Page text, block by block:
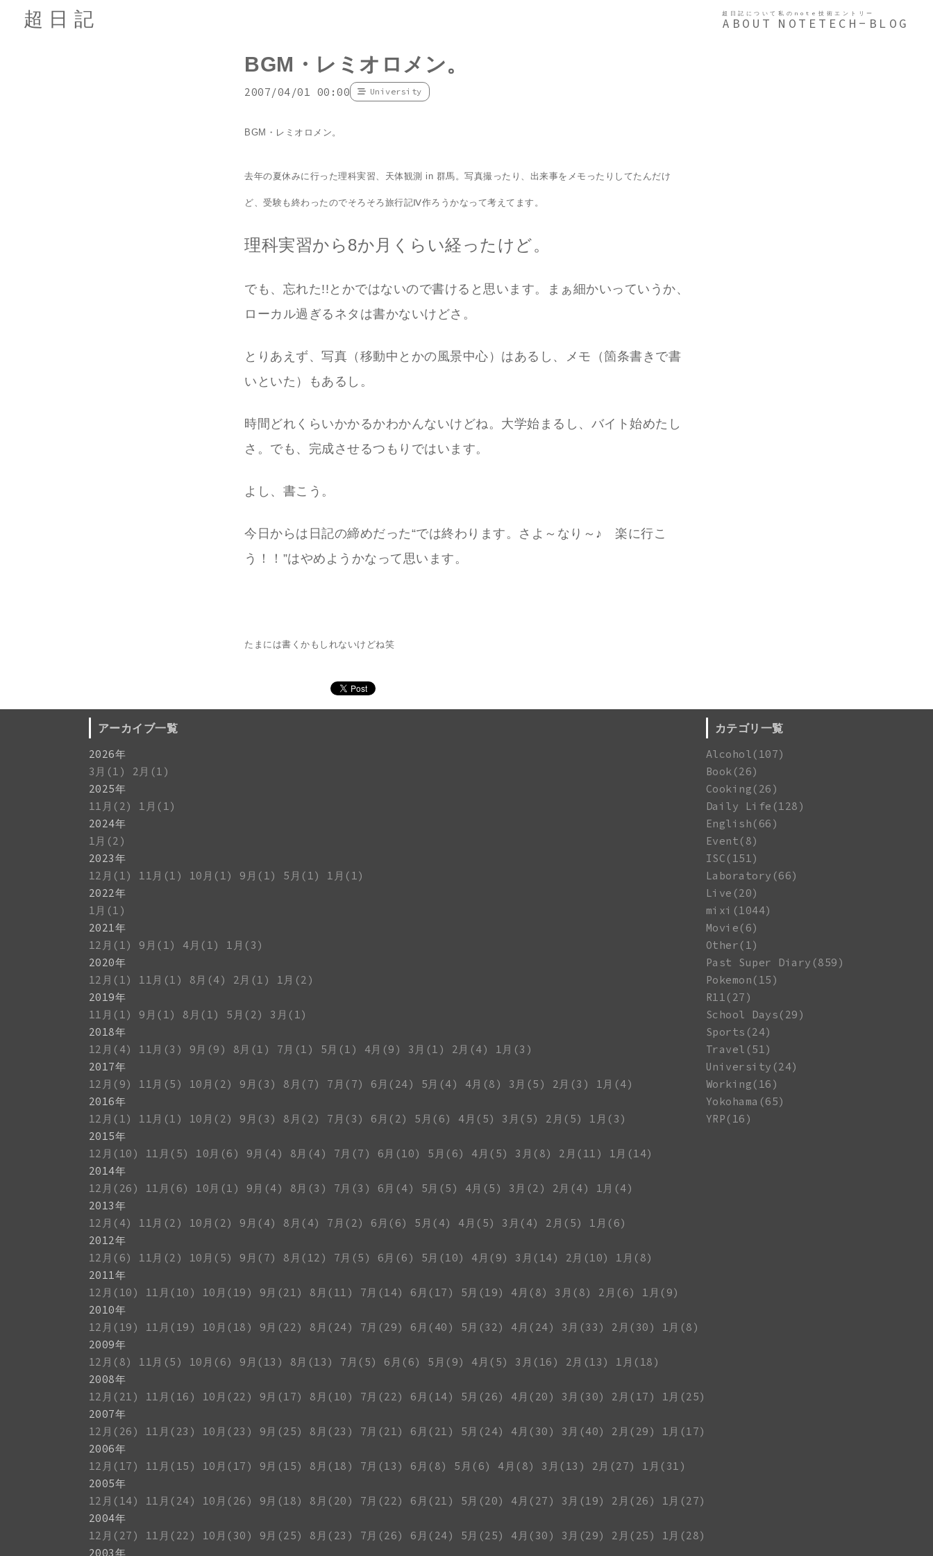
超日記 超日記について
ABOUT
私のnote
NOTE
技術エントリー
TECH-BLOG
BGM・レミオロメン。
2007/04/01 00:00 University
BGM・レミオロメン。
去年の夏休みに行った理科実習、天体観測 in 群馬。写真撮ったり、出来事をメモったりしてたんだけ
ど、受験も終わったのでそろそろ旅行記Ⅳ作ろうかなって考えてます。
理科実習から8か月くらい経ったけど。
でも、忘れた!!とかではないので書けると思います。まぁ細かいっていうか、
ローカル過ぎるネタは書かないけどさ。
とりあえず、写真（移動中とかの風景中心）はあるし、メモ（箇条書きで書
いといた）もあるし。
時間どれくらいかかるかわかんないけどね。大学始まるし、バイト始めたし
さ。でも、完成させるつもりではいます。
よし、書こう。
今日からは日記の締めだった“では終わります。さよ～なり～♪ 楽に行こ
う！！”はやめようかなって思います。
たまには書くかもしれないけどね笑
アーカイブ一覧
2026年
3月(1)
2月(1)
2025年
11月(2)
1月(1)
2024年
1月(2)
2023年
12月(1)
11月(1) 10月(1) 9月(1) 5月(1)
1月(1)
2022年
1月(1)
2021年
12月(1)
9月(1) 4月(1)
1月(3)
2020年
12月(1)
11月(1) 8月(4) 2月(1)
1月(2)
2019年
11月(1)
9月(1) 8月(1) 5月(2)
3月(1)
2018年
12月(4)
11月(3) 9月(9) 8月(1) 7月(1) 5月(1) 4月(9) 3月(1) 2月(4)
1月(3)
2017年
12月(9)
11月(5) 10月(2) 9月(3) 8月(7) 7月(7) 6月(24) 5月(4) 4月(8) 3月(5) 2月(3)
1月(4)
2016年
12月(1)
11月(1) 10月(2) 9月(3) 8月(2) 7月(3) 6月(2) 5月(6) 4月(5) 3月(5) 2月(5)
1月(3)
2015年
12月(10)
11月(5) 10月(6) 9月(4) 8月(4) 7月(7) 6月(10) 5月(6) 4月(5) 3月(8) 2月(11)
1月(14)
2014年
12月(26)
11月(6) 10月(1) 9月(4) 8月(3) 7月(3) 6月(4) 5月(5) 4月(5) 3月(2) 2月(4)
1月(4)
2013年
12月(4)
11月(2) 10月(2) 9月(4) 8月(4) 7月(2) 6月(6) 5月(4) 4月(5) 3月(4) 2月(5)
1月(6)
2012年
12月(6)
11月(2) 10月(5) 9月(7) 8月(12) 7月(5) 6月(6) 5月(10) 4月(9) 3月(14) 2月(10)
1月(8)
2011年
12月(10)
11月(10) 10月(19) 9月(21) 8月(11) 7月(14) 6月(17) 5月(19) 4月(8) 3月(8) 2月(6)
1月(9)
2010年
12月(19)
11月(19) 10月(18) 9月(22) 8月(24) 7月(29) 6月(40) 5月(32) 4月(24) 3月(33) 2月(30)
1月(8)
2009年
12月(8)
11月(5) 10月(6) 9月(13) 8月(13) 7月(5) 6月(6) 5月(9) 4月(5) 3月(16) 2月(13)
1月(18)
2008年
12月(21)
11月(16) 10月(22) 9月(17) 8月(10) 7月(22) 6月(14) 5月(26) 4月(20) 3月(30) 2月(17)
1月(25)
2007年
12月(26)
11月(23) 10月(23) 9月(25) 8月(23) 7月(21) 6月(21) 5月(24) 4月(30) 3月(40) 2月(29)
1月(17)
2006年
12月(17)
11月(15) 10月(17) 9月(15) 8月(18) 7月(13) 6月(8) 5月(6) 4月(8) 3月(13) 2月(27)
1月(31)
2005年
12月(14)
11月(24) 10月(26) 9月(18) 8月(20) 7月(22) 6月(21) 5月(20) 4月(27) 3月(19) 2月(26)
1月(27)
2004年
12月(27)
11月(22) 10月(30) 9月(25) 8月(23) 7月(26) 6月(24) 5月(25) 4月(30) 3月(29) 2月(25)
1月(28)
2003年
カテゴリ一覧
Alcohol(107)
Book(26)
Cooking(26)
Daily Life(128)
English(66)
Event(8)
ISC(151)
Laboratory(66)
Live(20)
mixi(1044)
Movie(6)
Other(1)
Past Super Diary(859)
Pokemon(15)
R11(27)
School Days(29)
Sports(24)
Travel(51)
University(24)
Working(16)
Yokohama(65)
YRP(16)